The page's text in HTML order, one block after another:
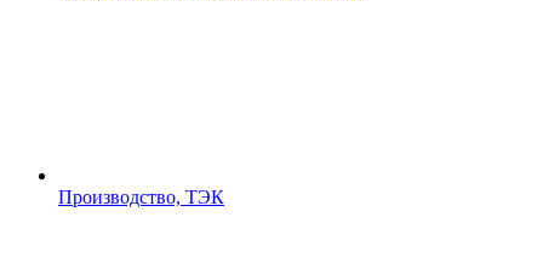
Производство, ТЭК